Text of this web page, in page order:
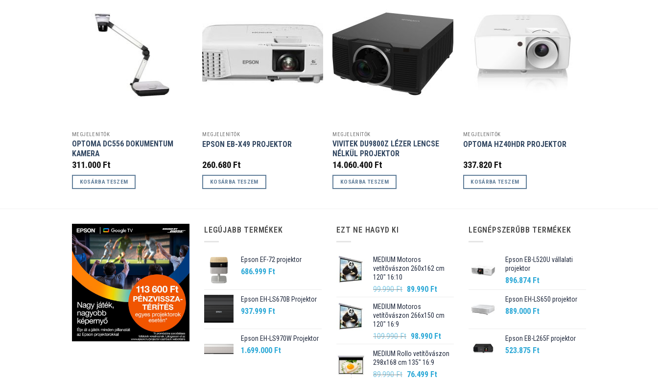
MEGJELENÍTŐK
OPTOMA DC556 DOKUMENTUM
KAMERA
311.000 Ft
KOSÁRBA TESZEM
MEGJELENÍTŐK
EPSON EB-X49 PROJEKTOR
260.680 Ft
KOSÁRBA TESZEM
MEGJELENÍTŐK
VIVITEK DU9800Z LÉZER LENCSE
NÉLKÜL PROJEKTOR
14.060.400 Ft
KOSÁRBA TESZEM
MEGJELENÍTŐK
OPTOMA HZ40HDR PROJEKTOR
337.820 Ft
KOSÁRBA TESZEM
LEGÚJABB TERMÉKEK
Epson EF-72 projektor
686.999 Ft
Epson EH-LS670B Projektor
937.999 Ft
Epson EH-LS970W Projektor
1.699.000 Ft
EZT NE HAGYD KI
MEDIUM Motoros
vetítõvászon 260x162 cm
120" 16:10
99.990Ft Original
was:
99.990 Ft.
89.990 FtCurrent
89.990 Ft.
MEDIUM Motoros
vetítõvászon 266x150 cm
120" 16:9
109.990Ft Original
was:
109.990 Ft.
98.990 FtCurrent
is:
MEDIUM Rollo vetítõvászon
298x168 cm 135" 16:9
89.990Ft Original
76.499 FtCurrent
LEGNÉPSZERŰBB TERMÉKEK
Epson EB-L520U vállalati
projektor
896.874 Ft
Epson EH-LS650 projektor
889.000 Ft
Epson EB-L265F projektor
523.875 Ft